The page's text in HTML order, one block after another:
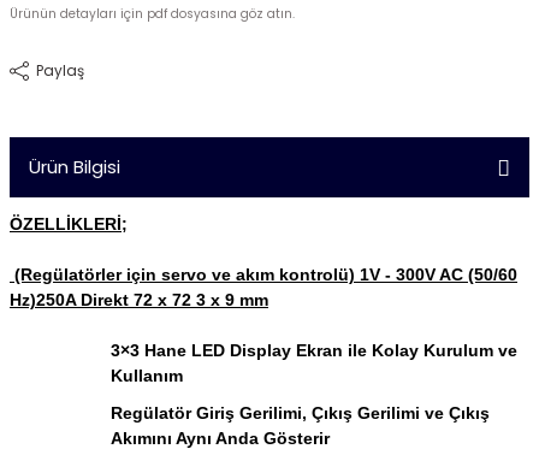
Ürünün detayları için pdf dosyasına göz atın.
Paylaş
Ürün Bilgisi
ÖZELLİKLERİ;
(Regülatörler için servo ve akım kontrolü) 1V - 300V AC (50/60
Hz)250A Direkt 72 x 72 3 x 9 mm
3×3 Hane LED Display Ekran ile Kolay Kurulum ve
Kullanım
Regülatör Giriş Gerilimi, Çıkış Gerilimi ve Çıkış
Akımını Aynı Anda Gösterir